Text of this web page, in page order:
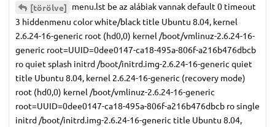
[törölve] menu.lst be az alábiak vannak default 0 timeout
3 hiddenmenu color white/black title Ubuntu 8.04, kernel
2.6.24-16-generic root (hd0,0) kernel /boot/vmlinuz-2.6.24-16-
generic root=UUID=0dee0147-ca18-495a-806f-a216b476dbcb
ro quiet splash initrd /boot/initrd.img-2.6.24-16-generic quiet
title Ubuntu 8.04, kernel 2.6.24-16-generic (recovery mode)
root (hd0,0) kernel /boot/vmlinuz-2.6.24-16-generic
root=UUID=0dee0147-ca18-495a-806f-a216b476dbcb ro single
initrd /boot/initrd.img-2.6.24-16-generic title Ubuntu 8.04,